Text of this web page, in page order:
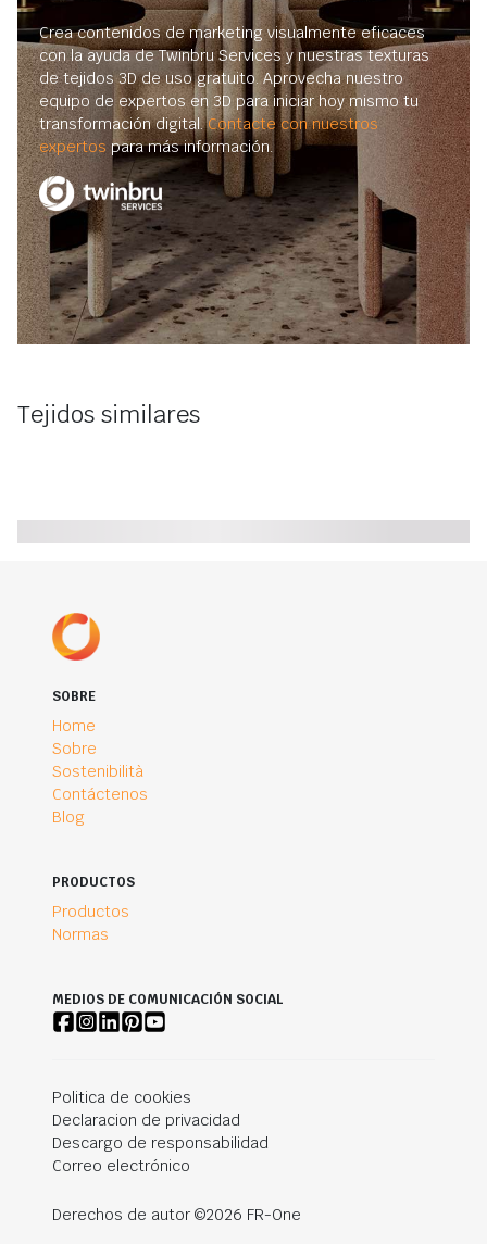
Crea contenidos de marketing visualmente eficaces
con la ayuda de Twinbru Services y nuestras texturas
de tejidos 3D de uso gratuito. Aprovecha nuestro
equipo de expertos en 3D para iniciar hoy mismo tu
transformación digital.Contacte con nuestros
expertos para más información.
Tejidos similares
SOBRE
Home
Sobre
Sostenibilità
Contáctenos
Blog
PRODUCTOS
Productos
Normas
MEDIOS DE COMUNICACIÓN SOCIAL
Politica de cookies
Declaracion de privacidad
Descargo de responsabilidad
Correo electrónico
Derechos de autor ©2026 FR-One